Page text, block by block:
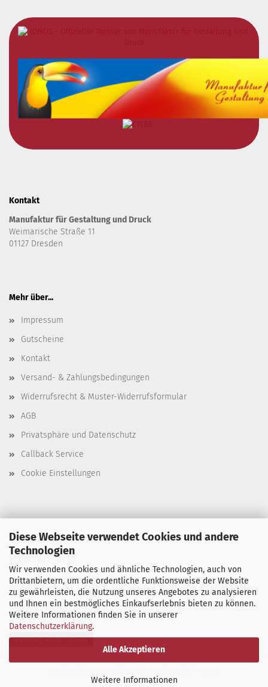
Diese Webseite verwendet Cookies und andere
Technologien
Wir verwenden Cookies und ähnliche Technologien, auch von
Drittanbietern, um die ordentliche Funktionsweise der Website
zu gewährleisten, die Nutzung unseres Angebotes zu analysieren
und Ihnen ein bestmögliches Einkaufserlebnis bieten zu können.
Weitere Informationen finden Sie in unserer
Datenschutzerklärung.
Alle Akzeptieren
Weitere Informationen
Kontakt
Manufaktur für Gestaltung und Druck
Weimarische Straße 11
01127 Dresden
Mehr über...
Impressum
Gutscheine
Kontakt
Versand- & Zahlungsbedingungen
Widerrufsrecht & Muster-Widerrufsformular
AGB
Privatsphäre und Datenschutz
Callback Service
Cookie Einstellungen
T. 0351 647 544 93
F. 0351 647 544 97
M. manu@buchdruck-digital.de
Vertrag widerrufen